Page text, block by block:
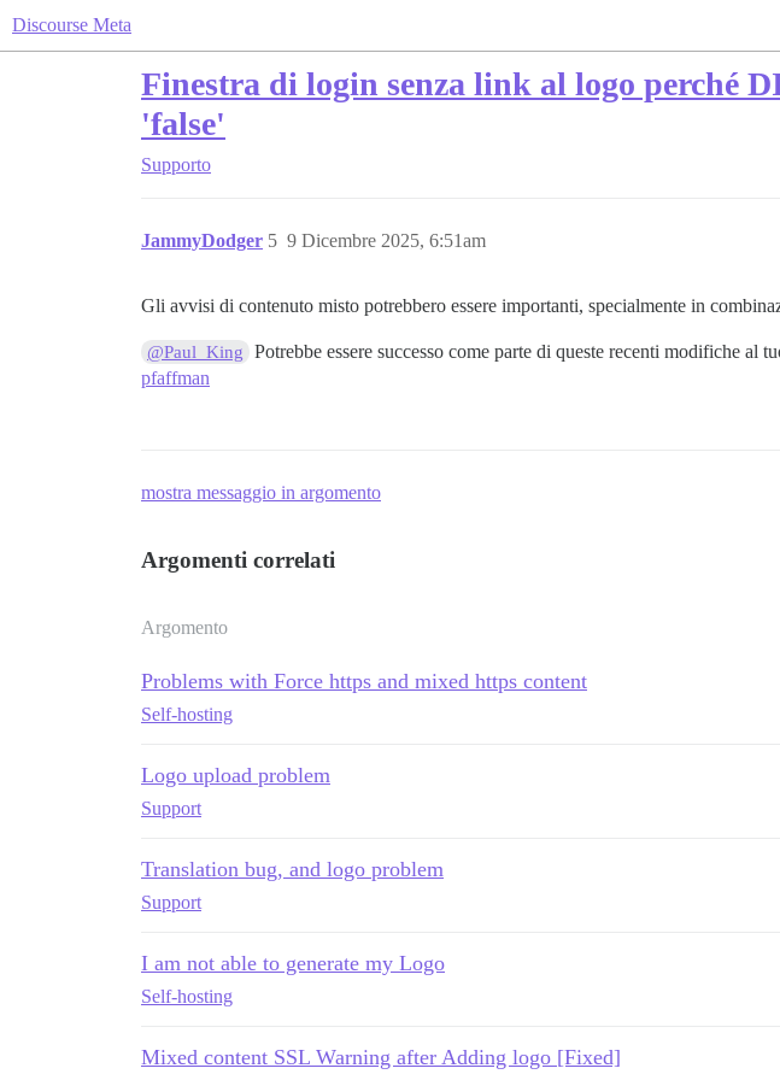
Discourse Meta
Finestra di login senza link al logo perché
'false'
Supporto
JammyDodger 9 Dicembre 2025, 6:51am
5
Gli avvisi di contenuto misto potrebbero essere importanti, specialmente in
@Paul_King Potrebbe essere successo come parte di queste recenti modifiche al
pfaffman
mostra messaggio in argomento
Argomenti correlati
Argomento
Problems with Force https and mixed https content
Self-hosting
Logo upload problem
Support
Translation bug, and logo problem
Support
I am not able to generate my Logo
Self-hosting
Mixed content SSL Warning after Adding logo [Fixed]